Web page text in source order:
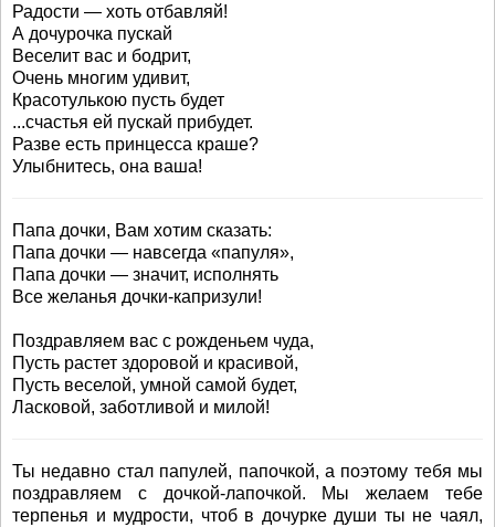
Радости — хоть отбавляй!
А дочурочка пускай
Веселит вас и бодрит,
Очень многим удивит,
Красотулькою пусть будет
...счастья ей пускай прибудет.
Разве есть принцесса краше?
Улыбнитесь, она ваша!
Папа дочки, Вам хотим сказать:
Папа дочки — навсегда «папуля»,
Папа дочки — значит, исполнять
Все желанья дочки-капризули!
Поздравляем вас с рожденьем чуда,
Пусть растет здоровой и красивой,
Пусть веселой, умной самой будет,
Ласковой, заботливой и милой!
Ты недавно стал папулей, папочкой, а поэтому тебя мы
поздравляем с дочкой-лапочкой. Мы желаем тебе
терпенья и мудрости, чтоб в дочурке души ты не чаял,